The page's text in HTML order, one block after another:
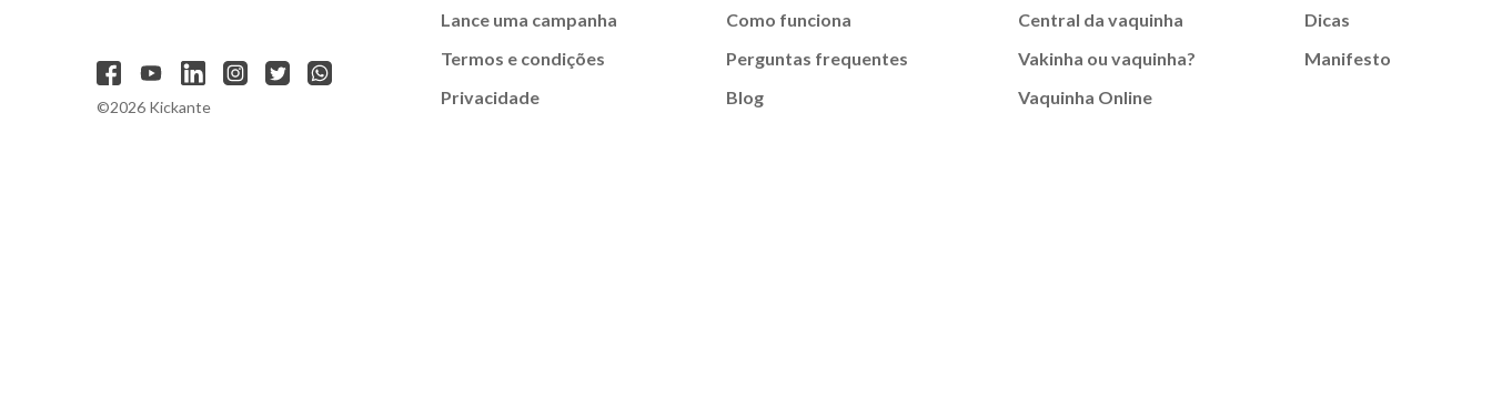
©2026 Kickante
Lance uma campanha
Termos e condições
Privacidade
Como funciona
Perguntas frequentes
Blog
Central da vaquinha
Vakinha ou vaquinha?
Vaquinha Online
Dicas
Manifesto